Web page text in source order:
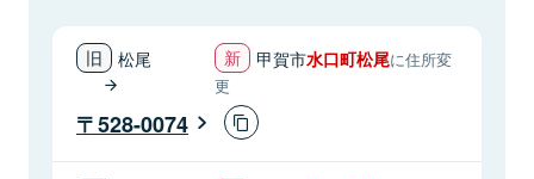
松尾 甲賀市水口町松尾に住所変
更
528-0074